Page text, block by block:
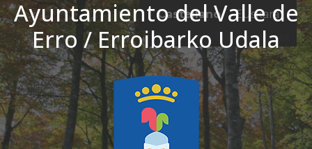
Ayuntamiento del Valle de
Erro / Erroibarko Udala
Ir al contenido
Castellano
Euskara
El tiempo - Tutiempo.net